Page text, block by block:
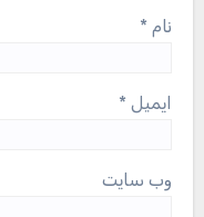
نام *
ایمیل *
وب‌ سایت